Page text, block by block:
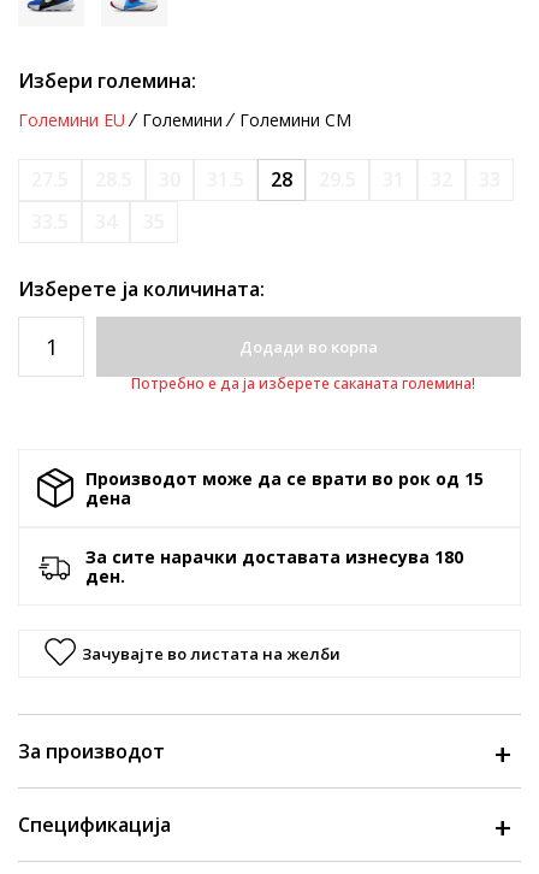
Избери големина:
Големини EU Големини Големини CM
28
Изберете ја количината:
Додади во корпа
Потребно е да ја изберете саканата големина!
Производот може да се врати во рок од 15
денa
За сите нарачки доставата изнесува 180
ден.
Зачувајте во листата на желби
За производот
Спецификација